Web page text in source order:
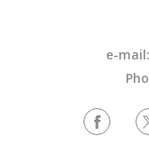
e-